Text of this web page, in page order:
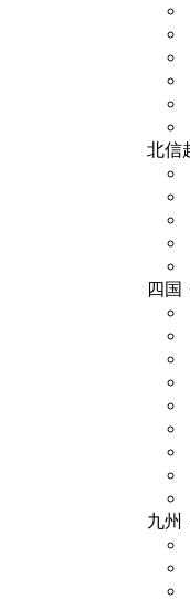
北信
四国
九州